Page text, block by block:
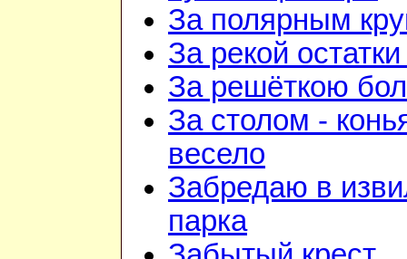
За полярным
За рекой
За решёткою
За столом -
весело
Забредаю в
парка